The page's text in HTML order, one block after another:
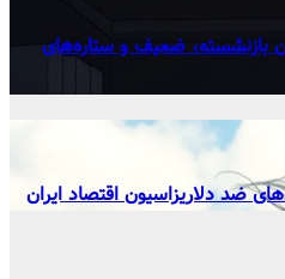
بازنشسته، ضعیف و ستاره‌های
ضد دلاریزاسیون اقتصاد ایران